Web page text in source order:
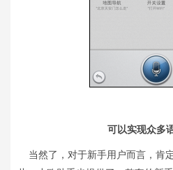
可以实现众多
当然了，对于新手用户而言，肯